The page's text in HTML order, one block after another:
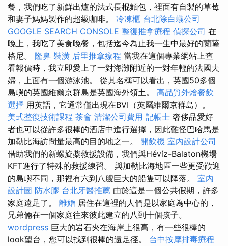
餐，我們吃了新鮮出爐的法式長棍麵包，裡面有自製的草莓
和妻子媽媽製作的超級咖啡。 冷凍櫃 台北除白蟻公司
GOOGLE SEARCH CONSOLE 整復推拿療程 偵探公司 在
晚上，我吃了美食晚餐，包括迄今為止我一生中最好的蘭薩
格尼。 隆鼻 裝潢 后里推拿療程 當我在這個專業網站上查
看報價時，我立即愛上了一對海灘附近的一對年輕的法國夫
婦，上面有一個游泳池。 從其名稱可以看出，英國50多個
島嶼的英國維爾京群島是英國海外領土。 高品質外燴餐飲
選擇 用英語，它通常僅出現在BVI（英屬維爾京群島）。
美式整復技術課程 茶會 清潔公司費用 記帳士 奢侈品愛好
者也可以從許多很棒的酒店中進行選擇，因此難怪巴哈馬是
加勒比海訪問量最高的目的地之一。 開飲機 室內設計公司
借助我們的新螺旋槳救援設備，我們與Hévíz-Balaton機場
KFT進行了特殊的救援練習。 與加勒比海地區一些更受歡迎
的島嶼不同，那裡有六到八艘巨大的船隻可以降落。 室內
設計圖 防水膠 台北牙醫推薦 由於這是一個公共假期，許多
家庭遠足了。 離婚 居住在這裡的人們是以家庭為中心的，
兄弟倆在一個家庭往來彼此建立的八到十個孩子。
wordpress 巨大的岩石夾在海岸上很高，有一些很棒的
look望台，您可以找到很棒的遠足徑。 台中按摩排毒療程